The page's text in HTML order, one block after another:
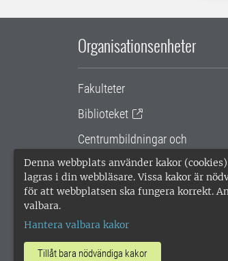
Denna webbplats använder kakor
lagras i din webbläsare. Vissa kakor är
för att webbplatsen ska fungera korrekt.
valbara.
Hantera valbara kakor
Tillåt bara nödvändiga kakor
Organisationsenheter
Fakulteter
Biblioteket
Centrumbildningar och
samarbetsprojekt
Gemensamma